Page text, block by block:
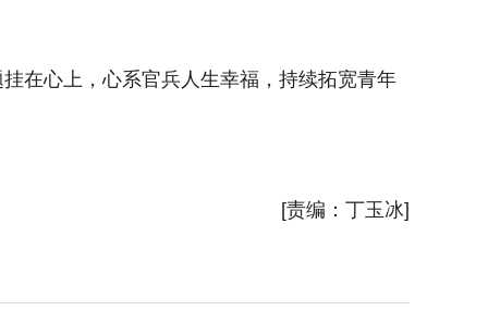
心上，心系官兵人生幸福，持续拓宽青年
[责编：丁玉冰]